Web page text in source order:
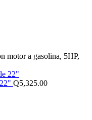
motor a gasolina, 5HP,
Q5,325.00